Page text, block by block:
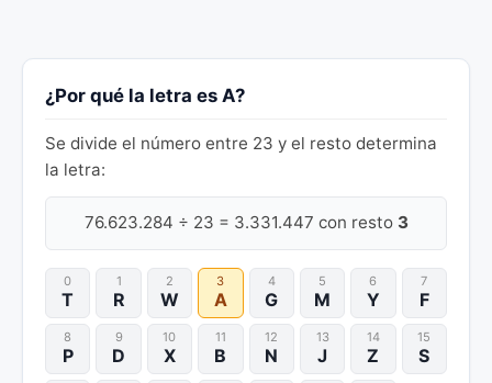
¿Por qué la letra es A?
Se divide el número entre 23 y el resto determina
la letra:
76.623.284 ÷ 23 = 3.331.447 con resto 3
0
T
1
R
2
W
3
A
4
G
5
M
6
Y
7
F
8
P
9
D
10
X
11
B
12
N
13
J
14
Z
15
S